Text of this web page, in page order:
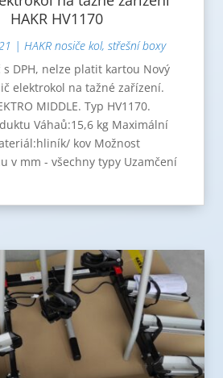
HAKR HV1170
| HAKR nosiče kol, střešní boxy
s DPH, nelze platit kartou Nový
elektrokol na tažné zařízení.
MIDDLE. Typ HV1170.
Váhaů:15,6 kg Maximální
kov Možnost
v mm - všechny typy Uzamčení